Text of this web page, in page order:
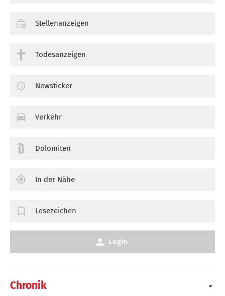
Chronik
Stellenanzeigen
Todesanzeigen
Newsticker
Verkehr
Dolomiten
In der Nähe
Lesezeichen
Login